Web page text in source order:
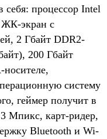
себя: процессор Intel
экран с
2 Гбайт DDR2-
200 Гбайт
носителе,
систему
геймер получит в
Мпикс, карт-ридер,
Bluetooth и Wi-